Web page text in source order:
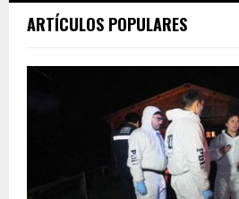
ARTÍCULOS POPULARES